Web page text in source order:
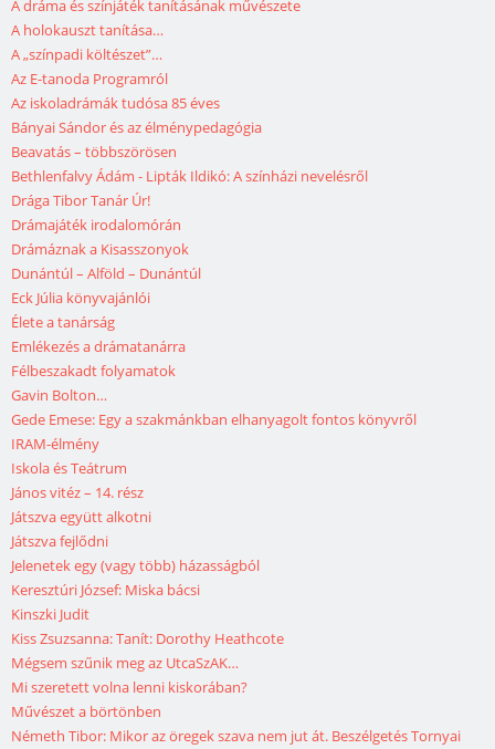
A dráma és színjáték tanításának művészete
A holokauszt tanítása…
A „színpadi költészet”…
Az E-tanoda Programról
Az iskoladrámák tudósa 85 éves
Bányai Sándor és az élménypedagógia
Beavatás – többszörösen
Bethlenfalvy Ádám - Lipták Ildikó: A színházi nevelésről
Drága Tibor Tanár Úr!
Drámajáték irodalomórán
Drámáznak a Kisasszonyok
Dunántúl – Alföld – Dunántúl
Eck Júlia könyvajánlói
Élete a tanárság
Emlékezés a drámatanárra
Félbeszakadt folyamatok
Gavin Bolton…
Gede Emese: Egy a szakmánkban elhanyagolt fontos könyvről
IRAM-élmény
Iskola és Teátrum
János vitéz – 14. rész
Játszva együtt alkotni
Játszva fejlődni
Jelenetek egy (vagy több) házasságból
Keresztúri József: Miska bácsi
Kinszki Judit
Kiss Zsuzsanna: Tanít: Dorothy Heathcote
Mégsem szűnik meg az UtcaSzAK…
Mi szeretett volna lenni kiskorában?
Művészet a börtönben
Németh Tibor: Mikor az öregek szava nem jut át. Beszélgetés Tornyai